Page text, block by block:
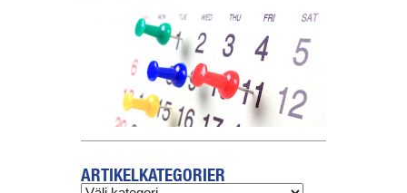
ARTIKELKATEGORIER